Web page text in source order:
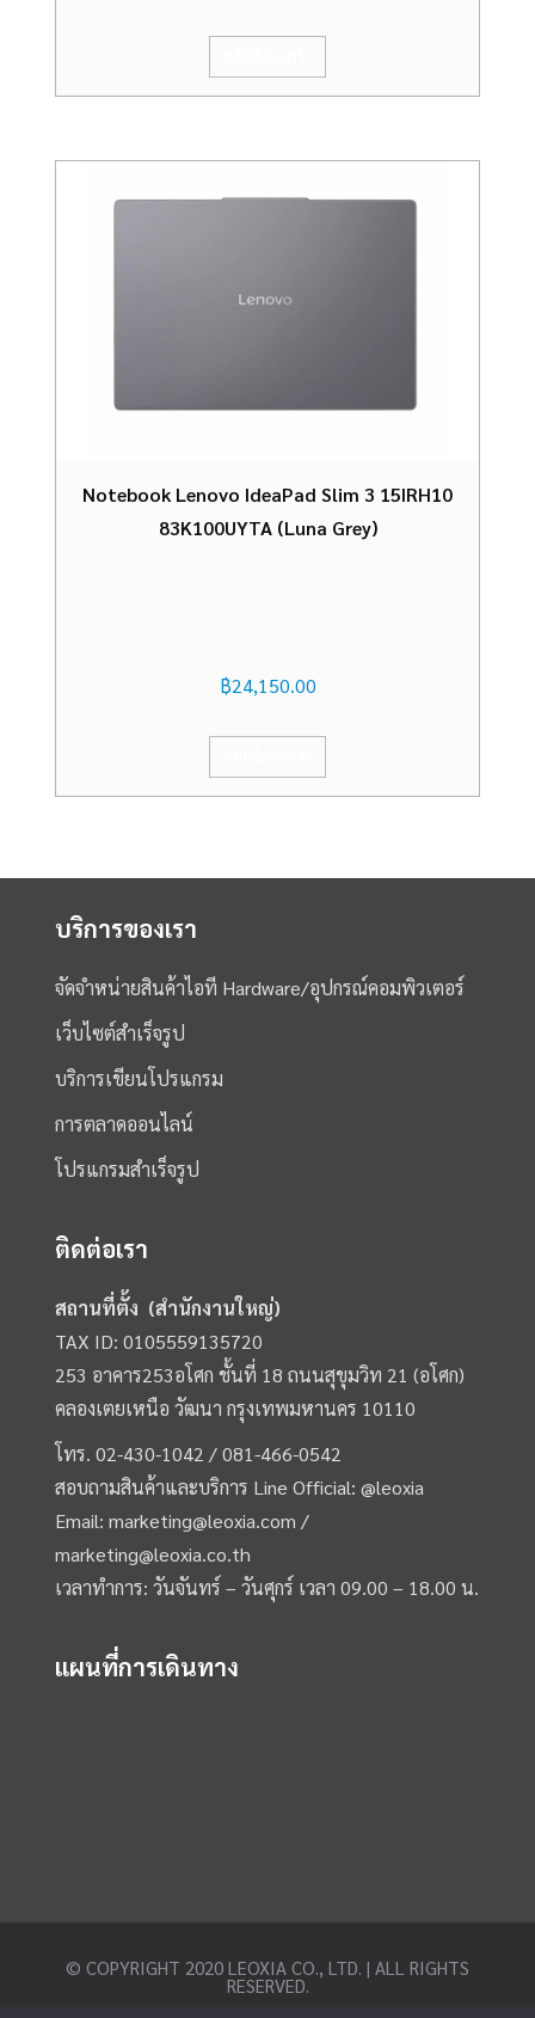
Notebook Lenovo IdeaPad Slim 3 15IRH10
83K100UYTA (Luna Grey)
฿24,150.00
บริการของเรา
จัดจำหน่ายสินค้าไอที Hardware/อุปกรณ์คอมพิวเตอร์
เว็บไซต์สำเร็จรูป
บริการเขียนโปรแกรม
การตลาดออนไลน์
โปรแกรมสำเร็จรูป
ติดต่อเรา
สถานที่ตั้ง (สำนักงานใหญ่)
TAX ID: 0105559135720
253 อาคาร253อโศก ชั้นที่ 18 ถนนสุขุมวิท 21 (อโศก)
คลองเตยเหนือ วัฒนา กรุงเทพมหานคร 10110
โทร.02-430-1042 /081-466-0542
สอบถามสินค้าและบริการ Line Official:@leoxia
Email:marketing@leoxia.com /
marketing@leoxia.co.th
เวลาทำการ: วันจันทร์ – วันศุกร์ เวลา 09.00 – 18.00 น.
แผนที่การเดินทาง
© COPYRIGHT 2020 LEOXIA CO., LTD. | ALL RIGHTS
RESERVED.